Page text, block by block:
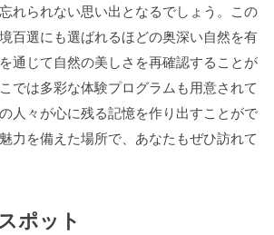
れられない思い出となるでしょう。この
百選にも選ばれるほどの奥深い自然を有
通じて自然の美しさを再確認することが
では多彩な体験プログラムも用意されて
人々が心に残る記憶を作り出すことがで
力を備えた場所で、あなたもぜひ訪れて
ポット